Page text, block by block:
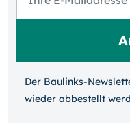
Der Baulinks-
wieder ab­bestellt